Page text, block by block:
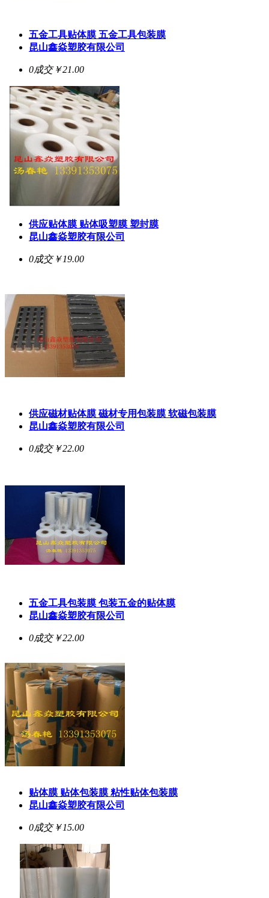
五金工具贴体膜 五金工具包装膜
昆山鑫焱塑胶有限公司
0成交￥21.00
供应贴体膜 贴体吸塑膜 塑封膜
昆山鑫焱塑胶有限公司
0成交￥19.00
供应磁材贴体膜 磁材专用包装膜 软磁包装膜
昆山鑫焱塑胶有限公司
0成交￥22.00
五金工具包装膜 包装五金的贴体膜
昆山鑫焱塑胶有限公司
0成交￥22.00
贴体膜 贴体包装膜 粘性贴体包装膜
昆山鑫焱塑胶有限公司
0成交￥15.00